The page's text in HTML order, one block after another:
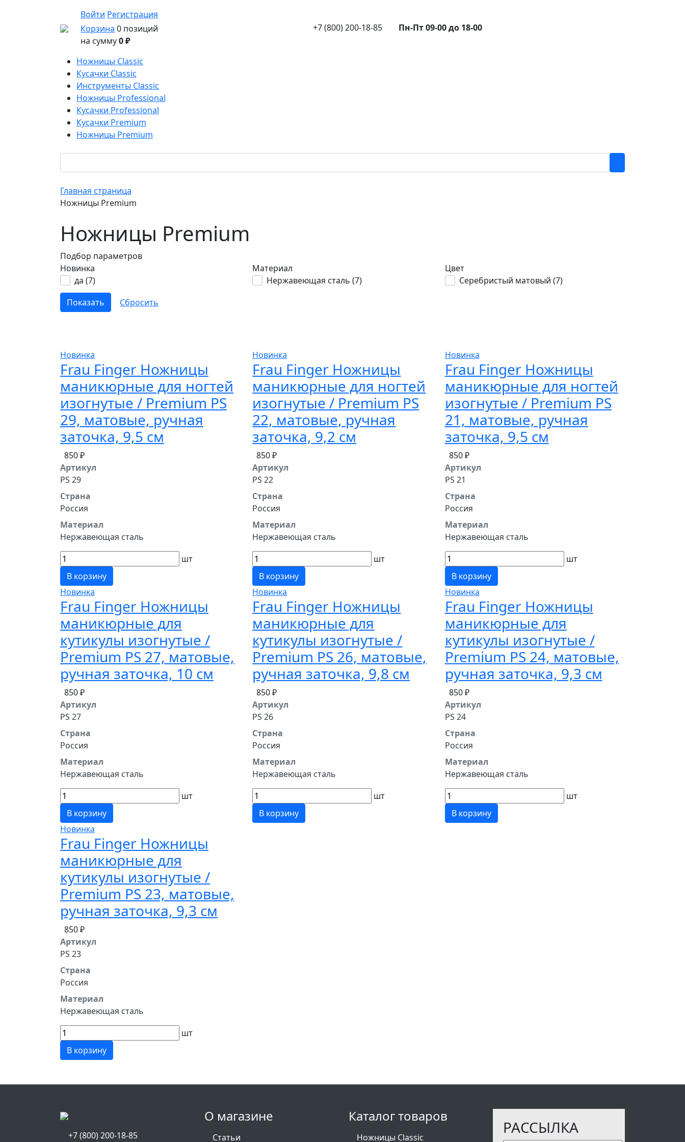
Войти Регистрация
Корзина 0 позиций
на сумму0 ₽
+7 (800) 200-18-85 Пн-Пт 09-00 до 18-00
Ножницы Сlassic
Кусачки Сlassic
Инструменты Сlassic
Ножницы Professional
Кусачки Professional
Кусачки Premium
Ножницы Premium
Главная страница
Ножницы Premium
Ножницы Premium
Подбор параметров
Новинка
да (7)
Материал
Нержавеющая сталь (7)
Цвет
Серебристый матовый (7)
Новинка
Frau Finger Ножницы
маникюрные для ногтей
изогнутые / Premium PS
29, матовые, ручная
заточка, 9,5 см
850 ₽
Артикул
PS 29
Страна
Россия
Материал
Нержавеющая сталь
шт
В корзину
Новинка
Frau Finger Ножницы
маникюрные для ногтей
изогнутые / Premium PS
22, матовые, ручная
заточка, 9,2 см
850 ₽
Артикул
PS 22
Страна
Россия
Материал
Нержавеющая сталь
шт
В корзину
Новинка
Frau Finger Ножницы
маникюрные для ногтей
изогнутые / Premium PS
21, матовые, ручная
заточка, 9,5 см
850 ₽
Артикул
PS 21
Страна
Россия
Материал
Нержавеющая сталь
шт
В корзину
Новинка
Frau Finger Ножницы
маникюрные для
кутикулы изогнутые /
Premium PS 27, матовые,
ручная заточка, 10 см
850 ₽
Артикул
PS 27
Страна
Россия
Материал
Нержавеющая сталь
шт
В корзину
Новинка
Frau Finger Ножницы
маникюрные для
кутикулы изогнутые /
Premium PS 26, матовые,
ручная заточка, 9,8 см
850 ₽
Артикул
PS 26
Страна
Россия
Материал
Нержавеющая сталь
шт
В корзину
Новинка
Frau Finger Ножницы
маникюрные для
кутикулы изогнутые /
Premium PS 24, матовые,
ручная заточка, 9,3 см
850 ₽
Артикул
PS 24
Страна
Россия
Материал
Нержавеющая сталь
шт
В корзину
Новинка
Frau Finger Ножницы
маникюрные для
кутикулы изогнутые /
Premium PS 23, матовые,
ручная заточка, 9,3 см
850 ₽
Артикул
PS 23
Страна
Россия
Материал
Нержавеющая сталь
шт
В корзину
О магазине
Статьи
Каталог товаров
Ножницы Сlassic
РАССЫЛКА
+7 (800) 200-18-85